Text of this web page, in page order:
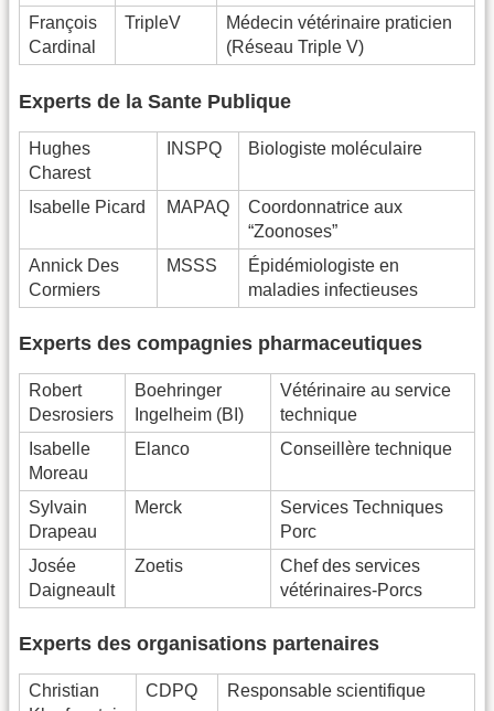
François
Cardinal
TripleV
Médecin vétérinaire praticien
(Réseau Triple V)
Experts de la Sante Publique
Hughes
Charest
INSPQ Biologiste moléculaire
Isabelle Picard MAPAQ
Coordonnatrice aux
“Zoonoses”
Annick Des
Cormiers
MSSS
Épidémiologiste en
maladies infectieuses
Experts des compagnies pharmaceutiques
Robert
Desrosiers
Boehringer
Ingelheim (BI)
Vétérinaire au service
technique
Isabelle
Moreau
Elanco Conseillère technique
Sylvain
Drapeau
Merck
Services Techniques
Porc
Josée
Daigneault
Zoetis
Chef des services
vétérinaires-Porcs
Experts des organisations partenaires
Christian
CDPQ Responsable scientifique